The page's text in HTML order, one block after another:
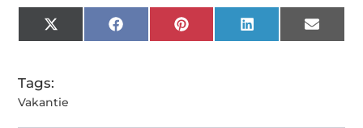
X
(Twitter)
FacebookPinterestLinkedIn Email
Tags:
Vakantie